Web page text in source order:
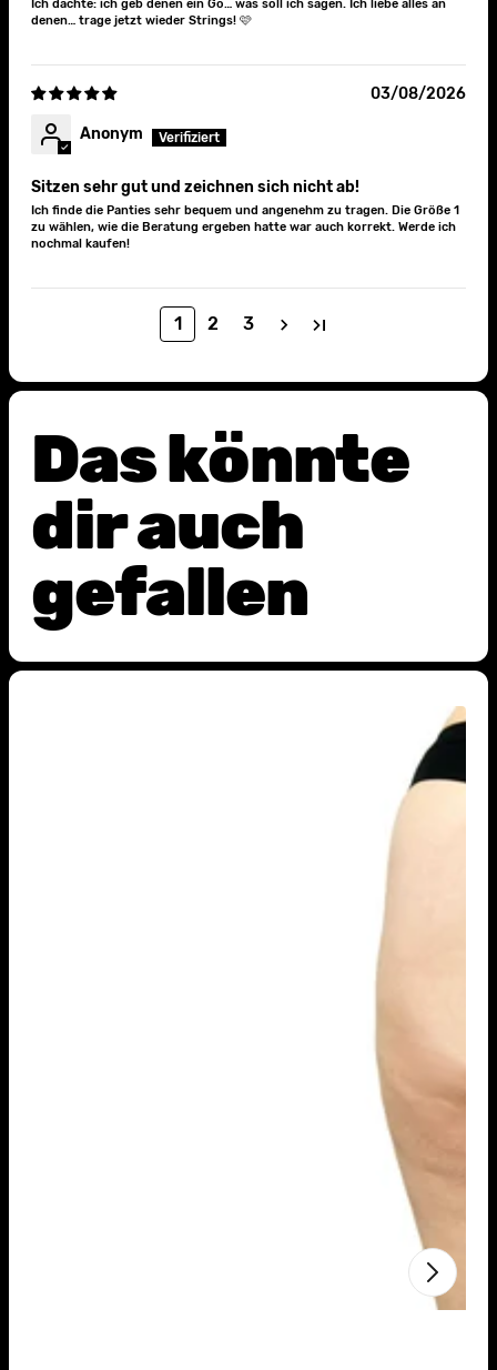
Ich dachte: ich geb denen ein Go… was soll ich sagen. Ich liebe alles an
denen… trage jetzt wieder Strings! 🩷
03/08/2026
Anonym
Sitzen sehr gut und zeichnen sich nicht ab!
Ich finde die Panties sehr bequem und angenehm zu tragen. Die Größe 1
zu wählen, wie die Beratung ergeben hatte war auch korrekt. Werde ich
nochmal kaufen!
1 2 3
Das könnte
dir auch
gefallen
10% Willkommens-Rabatt